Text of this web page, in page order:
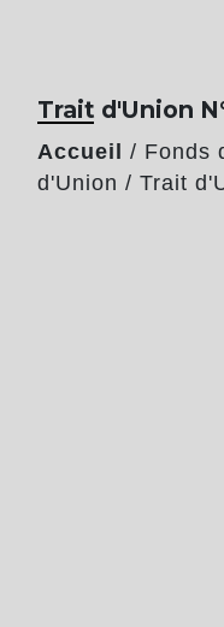
Trait d'Union
Accueil / Fonds
d'Union / Trait